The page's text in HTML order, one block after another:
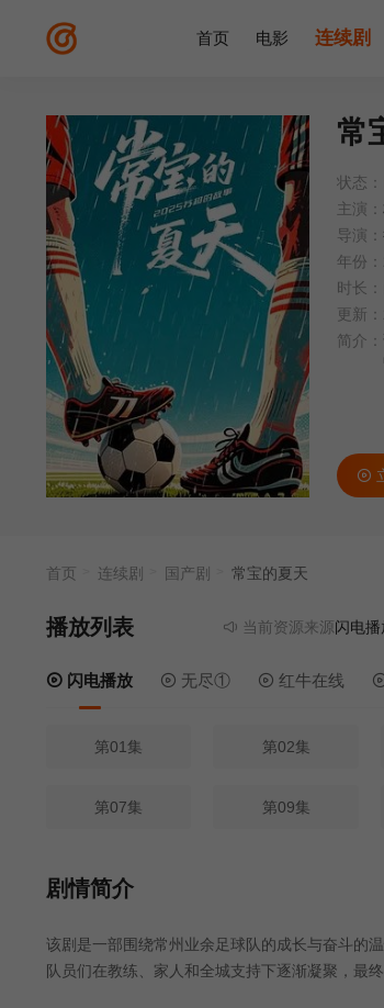
首页 电影 连续剧
常
状态：
主演：
导演：
年份：
时长：
更新：
简介：
首页 连续剧 国产剧 常宝的夏天
播放列表 当前资源来源闪电播放-
闪电播放 无尽① 红牛在线
第01集 第02集
第07集 第09集
剧情简介
该剧是一部围绕常州业余足球队的成长与奋斗的
队员们在教练、家人和全城支持下逐渐凝聚，最